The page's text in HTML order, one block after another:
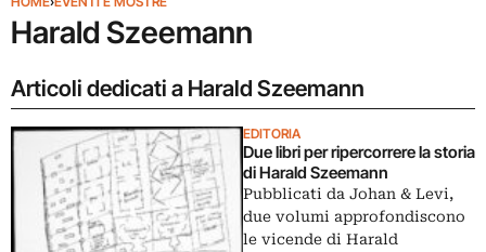
Harald Szeemann
Articoli dedicati a Harald Szeemann
EDITORIA
Due libri per ripercorrere la storia
di Harald Szeemann
Pubblicati da Johan & Levi,
due volumi approfondiscono
le vicende di Harald